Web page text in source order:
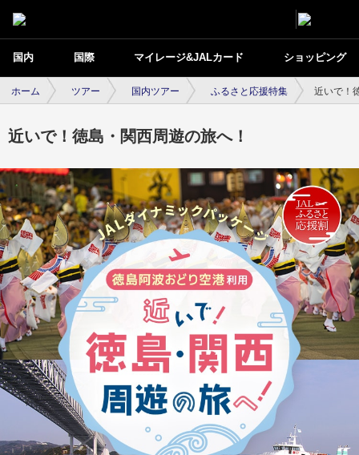
国内 国際 マイレージ&JALカード ショッピング
ホーム ツアー 国内ツアー ふるさと応援特集 近いで！
近いで！徳島・関西周遊の旅へ！